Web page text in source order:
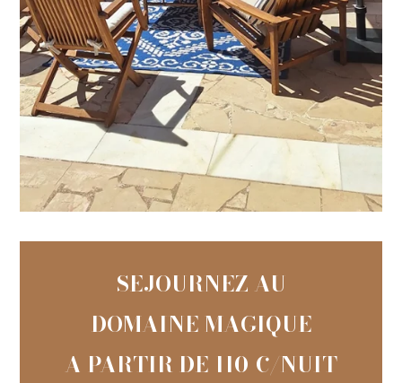
SEJOURNEZ AU
DOMAINE MAGIQUE
A PARTIR DE 110 €/NUIT